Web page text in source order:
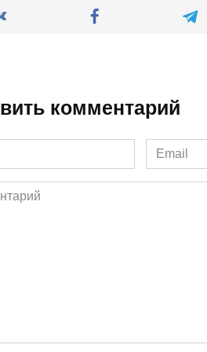
комментарий
Email
*